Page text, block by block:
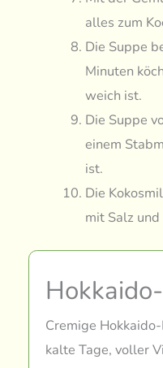
alles zum
Die Suppe
Minuten
weich ist.
Die Suppe
einem
ist.
Die
mit Salz
Cremige
kalte Tage, voller